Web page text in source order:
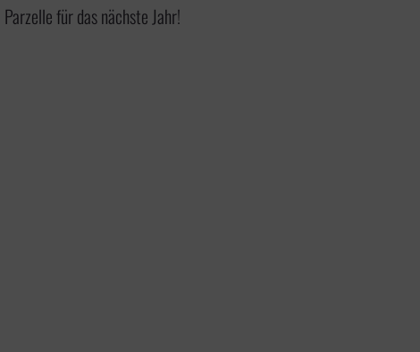
Parzelle für das nächste Jahr!